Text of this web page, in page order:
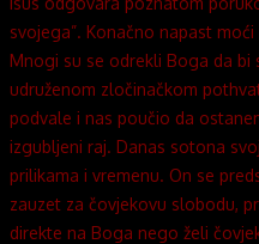
svojega”. Konačno napast
Mnogi su se odrekli Boga da bi
udruženom zločinačkom
podvale i nas poučio da
izgubljeni raj. Danas sotona
prilikama i vremenu. On se
zauzet za čovjekovu slobodu,
direkte na Boga nego želi